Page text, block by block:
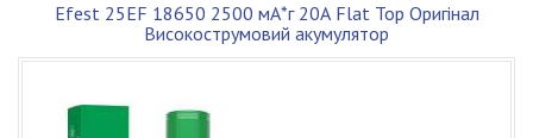
Efest 25EF 18650 2500 мА*г 20А Flat Top Оригінал
Високострумовий акумулятор